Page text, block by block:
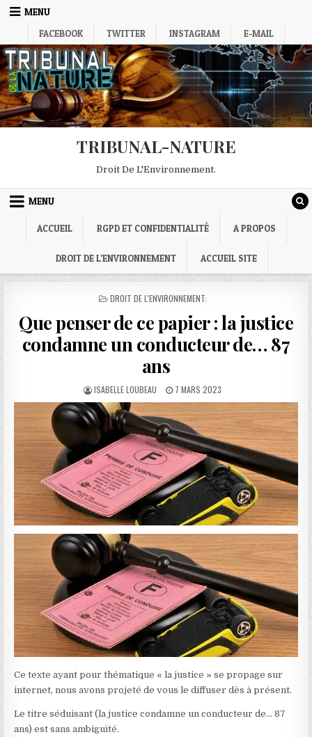
Skip
MENU
FACEBOOK
TWITTER INSTAGRAM E-MAIL
TRIBUNAL-NATURE
Droit De L'Environnement.
MENU
ACCUEIL RGPD ET CONFIDENTIALITÉ A PROPOS
DROIT DE L’ENVIRONNEMENT ACCUEIL SITE
POSTED
DROIT DE L'ENVIRONNEMENT:
Que penser de ce papier : la justice
condamne un conducteur de… 87
ans
AUTHOR:
ISABELLE LOUBEAU
PUBLISHED
DATE:
7 MARS 2023
Ce texte ayant pour thématique « la justice » se propage sur
internet, nous avons projeté de vous le diffuser dès à présent.
Le titre séduisant (la justice condamne un conducteur de… 87
ans) est sans ambiguïté.